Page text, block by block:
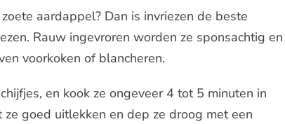
aardappel? Dan is invriezen de beste
Rauw ingevroren worden ze sponsachtig en
voorkoken of blancheren.
en kook ze ongeveer 4 tot 5 minuten in
goed uitlekken en dep ze droog met een